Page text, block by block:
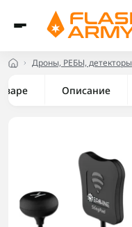
Дроны, РЕБЫ, детекторы
Описание